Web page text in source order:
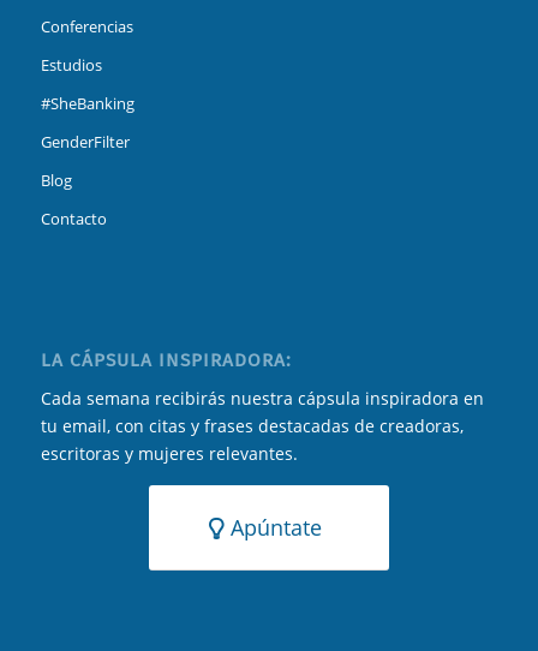
Conferencias
Estudios
#SheBanking
GenderFilter
Blog
Contacto
LA CÁPSULA INSPIRADORA:
Cada semana recibirás nuestra cápsula inspiradora en
tu email, con citas y frases destacadas de creadoras,
escritoras y mujeres relevantes.
Apúntate